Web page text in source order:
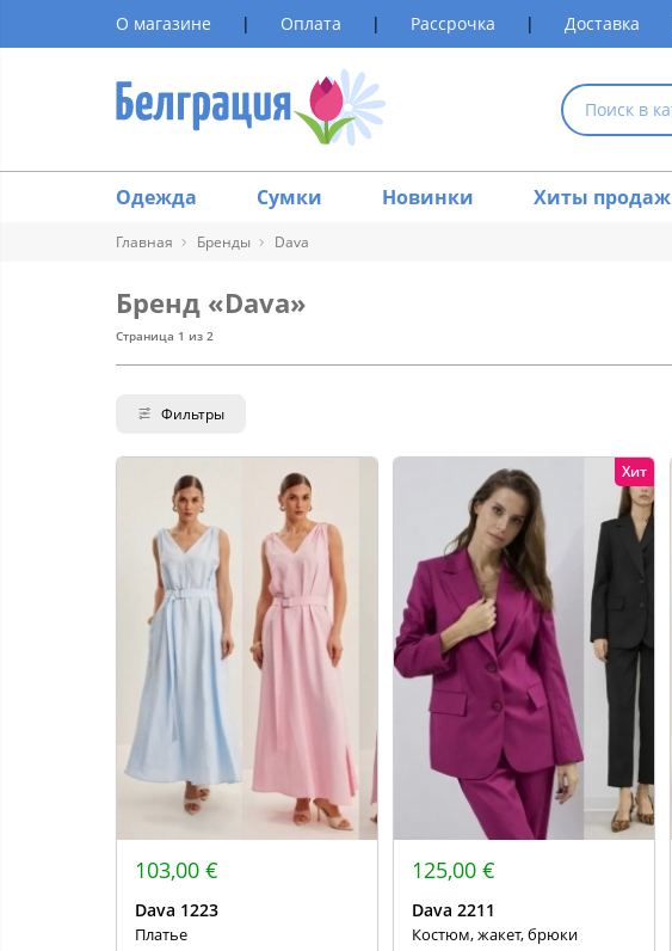
О магазине | Оплата | Рассрочка | Доставка
Одежда Сумки Новинки Хиты продаж
Главная Бренды Dava
Бренд «Dava»
Страница 1 из 2
Фильтры
103,00 €
Dava 1223
Платье
Хит
125,00 €
Dava 2211
Костюм, жакет, брюки